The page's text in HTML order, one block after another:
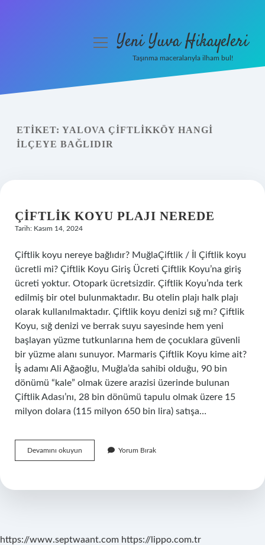
Yasal Uyarı
menüyüYeni Yuva Hikayeleri
Taşınma maceralarıyla ilham bul!
ETIKET: YALOVA ÇIFTLIKKÖY HANGI
ILÇEYE BAĞLIDIR
ÇIFTLIK KOYU PLAJI NEREDE
Tarih: Kasım 14, 2024
Çiftlik koyu nereye bağlıdır? MuğlaÇiftlik / İl Çiftlik koyu
ücretli mi? Çiftlik Koyu Giriş Ücreti Çiftlik Koyu’na giriş
ücreti yoktur. Otopark ücretsizdir. Çiftlik Koyu’nda terk
edilmiş bir otel bulunmaktadır. Bu otelin plajı halk plajı
olarak kullanılmaktadır. Çiftlik koyu denizi sığ mı? Çiftlik
Koyu, sığ denizi ve berrak suyu sayesinde hem yeni
başlayan yüzme tutkunlarına hem de çocuklara güvenli
bir yüzme alanı sunuyor. Marmaris Çiftlik Koyu kime ait?
İş adamı Ali Ağaoğlu, Muğla’da sahibi olduğu, 90 bin
dönümü “kale” olmak üzere arazisi üzerinde bulunan
Çiftlik Adası’nı, 28 bin dönümü tapulu olmak üzere 15
milyon dolara (115 milyon 650 bin lira) satışa…
Devamını okuyun
Koyu
Yorum Bırak
https://www.septwaant.com https://lippo.com.tr